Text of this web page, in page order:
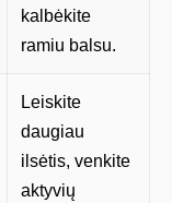
kalbėkite
ramiu balsu.
Leiskite
daugiau
ilsėtis, venkite
aktyvių